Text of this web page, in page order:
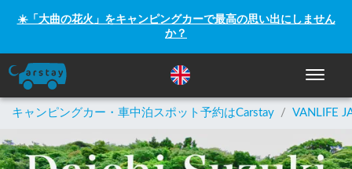
☀️「大曲の花火」をキャンピングカーで最高の思い出にしません
か？
ナビゲ
キャンピングカー・車中泊スポット予約はCarstay / VANLIFE